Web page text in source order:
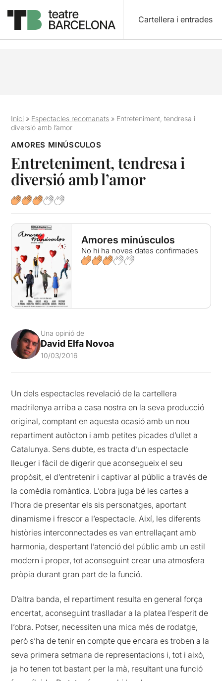
Cartellera i entrades
Inici » Espectacles recomanats » Entreteniment, tendresa i
diversió amb l’amor
AMORES MINÚSCULOS
Entreteniment, tendresa i
diversió amb l’amor
Amores minúsculos
No hi ha noves dates confirmades
Una opinió de
David Elfa Novoa
10/03/2016
Un dels espectacles revelació de la cartellera
madrilenya arriba a casa nostra en la seva producció
original, comptant en aquesta ocasió amb un nou
repartiment autòcton i amb petites picades d’ullet a
Catalunya. Sens dubte, es tracta d’un espectacle
lleuger i fàcil de digerir que aconsegueix el seu
propòsit, el d’entretenir i captivar al públic a través de
la comèdia romàntica. L’obra juga bé les cartes a
l’hora de presentar els sis personatges, aportant
dinamisme i frescor a l’espectacle. Així, les diferents
històries interconnectades es van entrellaçant amb
harmonia, despertant l’atenció del públic amb un estil
modern i proper, tot aconseguint crear una atmosfera
pròpia durant gran part de la funció.
D’altra banda, el repartiment resulta en general força
encertat, aconseguint traslladar a la platea l’esperit de
l’obra. Potser, necessiten una mica més de rodatge,
però s’ha de tenir en compte que encara es troben a la
seva primera setmana de representacions i, tot i això,
ja ho tenen tot bastant per la mà, resultant una funció